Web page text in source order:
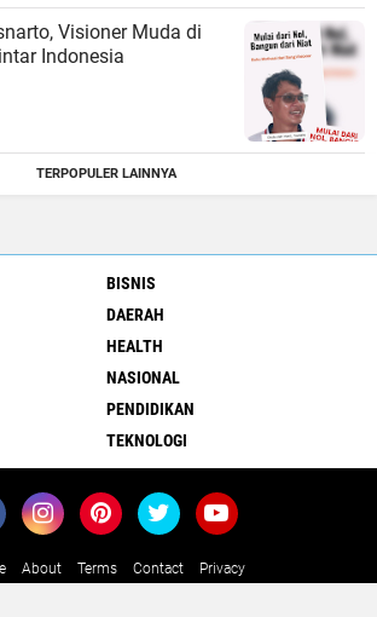
Visioner Muda di
Indonesia
TERPOPULER LAINNYA
BISNIS
DAERAH
HEALTH
NASIONAL
PENDIDIKAN
TEKNOLOGI
About Terms Contact
Privacy